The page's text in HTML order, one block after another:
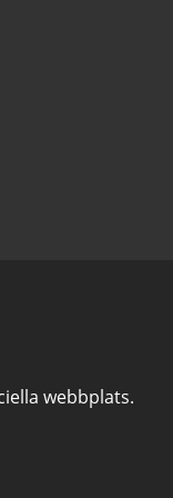
webbplats.